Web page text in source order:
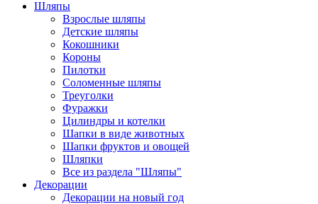
Шляпы
Взрослые шляпы
Детские шляпы
Кокошники
Короны
Пилотки
Соломенные шляпы
Треуголки
Фуражки
Цилиндры и котелки
Шапки в виде животных
Шапки фруктов и овощей
Шляпки
Все из раздела "Шляпы"
Декорации
Декорации на новый год